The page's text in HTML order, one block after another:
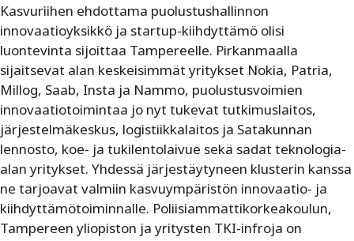
Kasvuriihen ehdottama puolustushallinnon
innovaatioyksikkö ja startup-kiihdyttämö olisi
luontevinta sijoittaa Tampereelle. Pirkanmaalla
sijaitsevat alan keskeisimmät yritykset Nokia, Patria,
Millog, Saab, Insta ja Nammo, puolustusvoimien
innovaatiotoimintaa jo nyt tukevat tutkimuslaitos,
järjestelmäkeskus, logistiikkalaitos ja Satakunnan
lennosto, koe- ja tukilentolaivue sekä sadat teknologia-
alan yritykset. Yhdessä järjestäytyneen klusterin kanssa
ne tarjoavat valmiin kasvuympäristön ­innovaatio- ja
kiihdyttämötoiminnalle. Poliisiammattikorkeakoulun,
Tampereen ­yliopiston ja yritysten TKI-infroja on